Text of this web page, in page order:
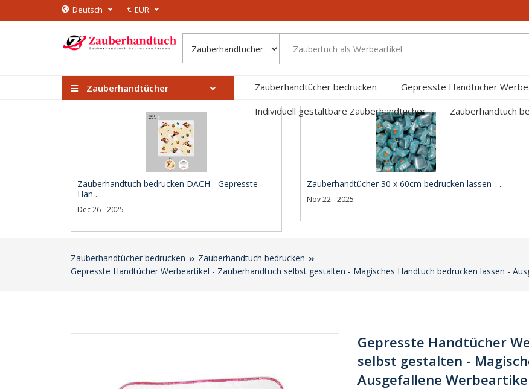
Deutsch € EUR
Zauberhandtücher Zauberhandtücher bedrucken Gepresste Handtücher
Individuell gestaltbare Zauberhandtücher
Zauberhandtuch
Zauberhandtuch bedrucken DACH - Gepresste
Han ..
Dec 26 - 2025
Zauberhandtücher 30 x 60cm bedrucken lassen - ..
Nov 22 - 2025
Zauberhandtücher bedrucken
Zauberhandtuch bedrucken
Gepresste Handtücher Werbeartikel - Zauberhandtuch selbst gestalten - Magisches Handtuch bedrucken lassen -
Gepresste Handtücher
selbst gestalten -
Ausgefallene